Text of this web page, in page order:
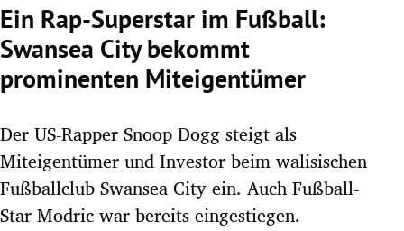
Untermenü
Untermenü
Ein Rap-Superstar im Fußball:
Swansea City bekommt
prominenten Miteigentümer
Der US-Rapper Snoop Dogg steigt als
Miteigentümer und Investor beim walisischen
Fußballclub Swansea City ein. Auch Fußball-
Star Modric war bereits eingestiegen.